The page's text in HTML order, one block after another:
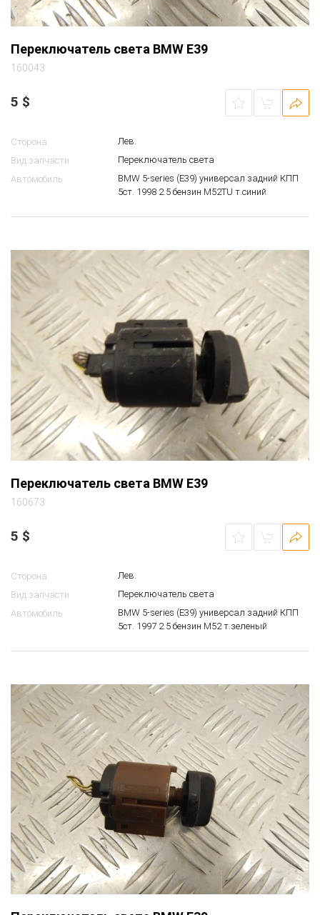
Переключатель света BMW E39
160043
5 $
Сторона
Лев.
Вид запчасти
Переключатель света
Автомобиль
BMW 5-series (E39) универсал задний КПП
5ст. 1998 2.5 бензин M52TU т.синий
Переключатель света BMW E39
160673
5 $
Сторона
Лев.
Вид запчасти
Переключатель света
Автомобиль
BMW 5-series (E39) универсал задний КПП
5ст. 1997 2.5 бензин M52 т.зеленый